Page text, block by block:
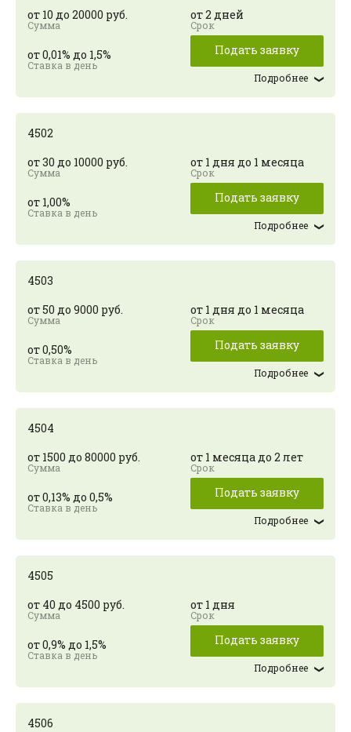
от 10 до 20000 руб.
от 2 дней
от 0,01% до 1,5% Подать заявку
Подробнее
4502
от 30 до 10000 руб.
от 1 дня до 1 месяца
от 1,00% Подать заявку
Подробнее
4503
от 50 до 9000 руб.
от 1 дня до 1 месяца
от 0,50% Подать заявку
Подробнее
4504
от 1500 до 80000 руб.
от 1 месяца до 2 лет
от 0,13% до 0,5% Подать заявку
Подробнее
4505
от 40 до 4500 руб.
от 1 дня
от 0,9% до 1,5% Подать заявку
Подробнее
4506